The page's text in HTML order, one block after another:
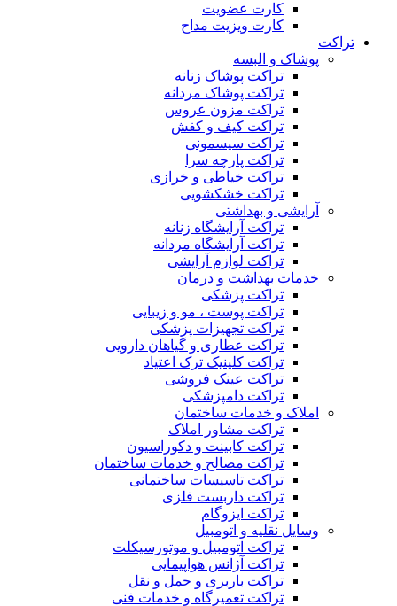
کارت عضویت
کارت ویزیت مداح
تراکت
پوشاک و البسه
تراکت پوشاک زنانه
تراکت پوشاک مردانه
تراکت مزون عروس
تراکت کیف و کفش
تراکت سیسمونی
تراکت پارچه سرا
تراکت خیاطی و خرازی
تراکت خشکشویی
آرایشی و بهداشتی
تراکت آرایشگاه زنانه
تراکت آرایشگاه مردانه
تراکت لوازم آرایشی
خدمات بهداشت و درمان
تراکت پزشکی
تراکت پوست ، مو و زیبایی
تراکت تجهیزات پزشکی
تراکت عطاری و گیاهان دارویی
تراکت کلینیک ترک اعتیاد
تراکت عینک فروشی
تراکت دامپزشکی
املاک و خدمات ساختمان
تراکت مشاور املاک
تراکت کابینت و دکوراسیون
تراکت مصالح و خدمات ساختمان
تراکت تاسیسات ساختمانی
تراکت داربست فلزی
تراکت ایزوگام
وسایل نقلیه و اتومبیل
تراکت اتومبیل و موتورسیکلت
تراکت آژانس هواپیمایی
تراکت باربری و حمل و نقل
تراکت تعمیرگاه و خدمات فنی